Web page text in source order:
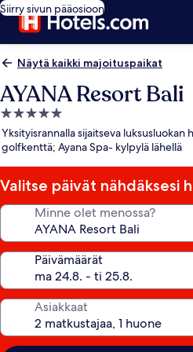
Siirry sivun pääosioon
Näytä kaikki majoituspaikat
AYANA Resort Bali
5.0
tähden
majoituspaikka
Yksityisrannalla sijaitseva luksusluokan
golfkenttä; Ayana Spa- kylpylä lähellä
Valitse päivät nähdäksesi
Minne olet menossa?
Päivämäärät
Asiakkaat